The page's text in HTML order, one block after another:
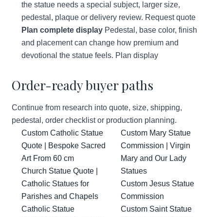
the statue needs a special subject, larger size,
pedestal, plaque or delivery review. Request quote
Plan complete display Pedestal, base color, finish
and placement can change how premium and
devotional the statue feels. Plan display
Order-ready buyer paths
Continue from research into quote, size, shipping,
pedestal, order checklist or production planning.
Custom Catholic Statue
Quote | Bespoke Sacred
Art From 60 cm
Church Statue Quote |
Catholic Statues for
Parishes and Chapels
Catholic Statue
Custom Mary Statue
Commission | Virgin
Mary and Our Lady
Statues
Custom Jesus Statue
Commission
Custom Saint Statue